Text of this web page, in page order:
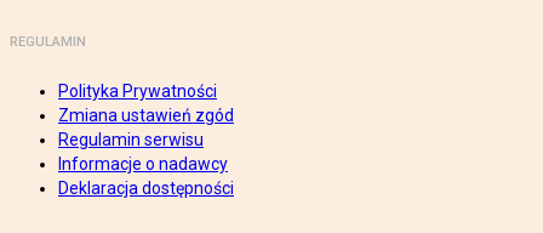
REGULAMIN
Polityka Prywatności
Zmiana ustawień zgód
Regulamin serwisu
Informacje o nadawcy
Deklaracja dostępności